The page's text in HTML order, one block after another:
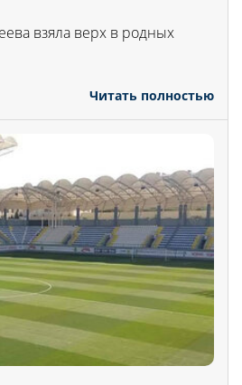
взяла верх в родных
Читать полностью